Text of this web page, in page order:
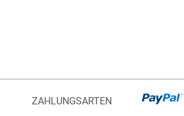
ZAHLUNGSARTEN